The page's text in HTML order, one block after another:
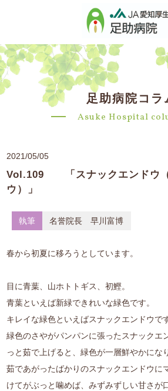
足助病院コラ
Asuke Hospital
2021/05/05
Vol.109 「スナックエンドウ（
ウ）」
執筆 名誉院長 早川富博
春から初夏に移ろうとしています。
目に青葉、山ホトトギス、初鰹。
青葉といえば新緑できれいな緑色です。
キレイな緑色といえばスナックエンドウで
緑色のさやがパンパンに張ったスナックエ
っと茹で上げると、緑色が一層鮮やかにな
茹であがったばかりのスナックエンドウに
けてがぶっと噛めば、みずみずしい甘さが